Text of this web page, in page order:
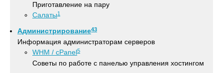
Приготавление на пару
Салаты1
Администрирование43
Информация администраторам серверов
WHM / cPanel5
Советы по работе с панелью управления хостингом